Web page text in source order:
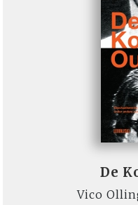
De
Vico